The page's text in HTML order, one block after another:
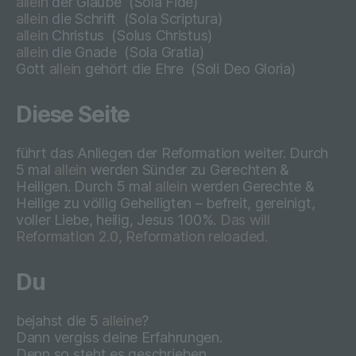
allein die Schrift
(Sola Scriptura)
allein Christus (Solus Christus)
allein die Gnade (Sola Gratia)
Gott allein gehört die Ehre (Soli Deo Gloria)
Diese Seite
führt das Anliegen der Reformation weiter. Durch
5 mal allein werden Sünder zu Gerechten &
Heiligen. Durch 5 mal allein werden Gerechte &
Heilige zu völlig Geheiligten – befreit, gereinigt,
voller Liebe, heilig, Jesus 100%. Das will
Reformation 2.0, Reformation reloaded.
Du
bejahst die 5 alleine?
Dann vergiss deine Erfahrungen.
verständlich sein. Um dies zu gewährleisten,
möchten wir vorab die verwendeten
Begrifflichkeiten erläutern.
Wir verwenden in dieser Datenschutzerklärung unter
a) personenbezogene Daten
Personenbezogene Daten sind alle
Informationen, die sich auf eine
identifizierte oder identifizierbare natürliche
Zuordnung zu einer Kennung wie einem
Namen, zu einer Kennnummer, zu